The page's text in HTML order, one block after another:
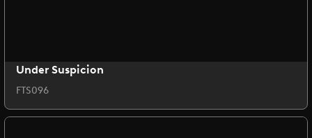
Under Suspicion
FTS096